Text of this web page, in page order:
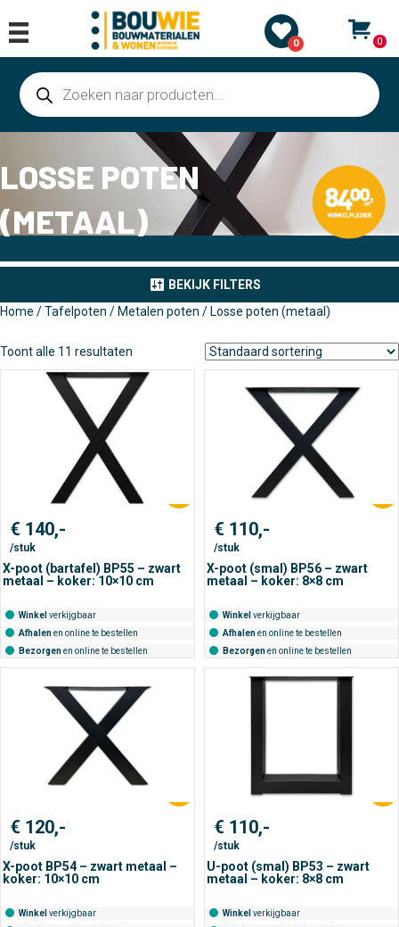
0 0
Producten
zoeken
LOSSE POTEN
(METAAL)
BEKIJK FILTERS
Home /Tafelpoten / Metalen poten / Losse poten (metaal)
Toont alle 11 resultaten
€ 140,-
/stuk
X-poot (bartafel) BP55 – zwart
metaal – koker: 10×10 cm
Winkel verkijgbaar
Afhalenen online te bestellen
Bezorgenen online te bestellen
€ 110,-
/stuk
X-poot (smal) BP56 – zwart
metaal – koker: 8×8 cm
Winkel verkijgbaar
Afhalenen online te bestellen
Bezorgenen online te bestellen
€ 120,-
/stuk
X-poot BP54 – zwart metaal –
koker: 10×10 cm
Winkel verkijgbaar
€ 110,-
/stuk
U-poot (smal) BP53 – zwart
metaal – koker: 8×8 cm
Winkel verkijgbaar